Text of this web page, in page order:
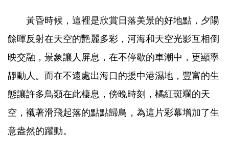
黃昏時候，這裡是欣賞日落美景的好地點，夕陽
餘暉反射在天空的艷麗多彩，河海和天空光影互相倒
映交融，景象讓人屏息，在不停歇的車潮中，更顯寧
靜動人。而在不遠處出海口的援中港濕地，豐富的生
態讓許多鳥類在此棲息，傍晚時刻，橘紅斑斕的天
空，襯著滑飛起落的點點歸鳥，為這片彩幕增加了生
意盎然的躍動。